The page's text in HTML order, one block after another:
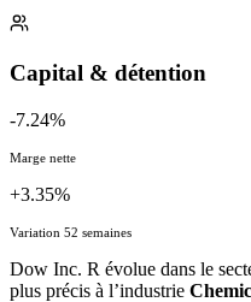
Capital & détention
-7.24%
Marge nette
+3.35%
Variation 52 semaines
Dow Inc. R évolue dans le
plus précis à l’industrie